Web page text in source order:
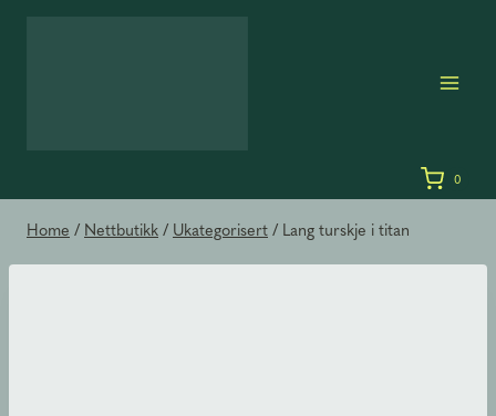
0
Home / Nettbutikk / Ukategorisert / Lang turskje i titan